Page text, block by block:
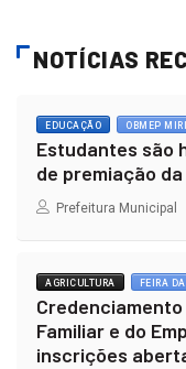
NOTÍCIAS
EDUCAÇÃO OBMEP
Estudantes são
de premiação da
Prefeitura Municipal
AGRICULTURA FEIRA
Familiar e do
inscrições